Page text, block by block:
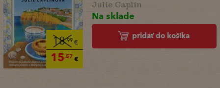
18,99 €
15,57 €
Julie Caplin
Na sklade
pridať do košíka